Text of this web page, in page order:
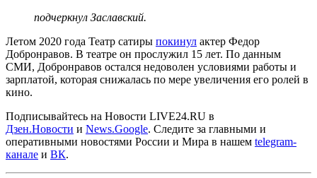
подчеркнул Заславский.
Летом 2020 года Театр сатиры покинул актер Федор
Добронравов. В театре он прослужил 15 лет. По данным
СМИ, Добронравов остался недоволен условиями работы и
зарплатой, которая снижалась по мере увеличения его ролей в
кино.
Подписывайтесь на Новости LIVE24.RU в
Дзен.Новости и News.Google. Следите за главными и
оперативными новостями России и Мира в нашем telegram-
канале и ВК.